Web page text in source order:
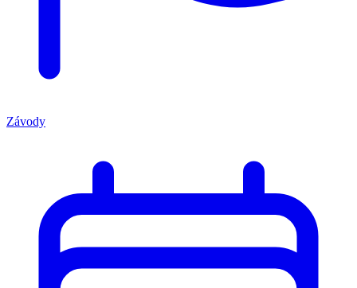
Závody